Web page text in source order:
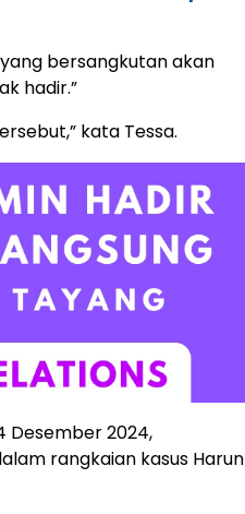
bersangkutan akan
hadir.”
kata Tessa.
Desember 2024,
rangkaian kasus Harun